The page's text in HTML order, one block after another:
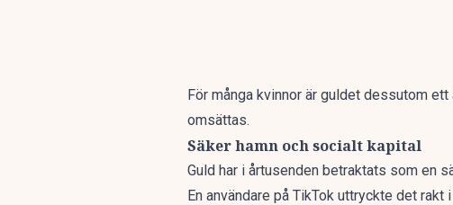
För många kvinnor är guldet dessutom
omsättas.
Säker hamn och socialt kapital
Guld har i årtusenden betraktats som en
En användare på TikTok uttryckte det rakt